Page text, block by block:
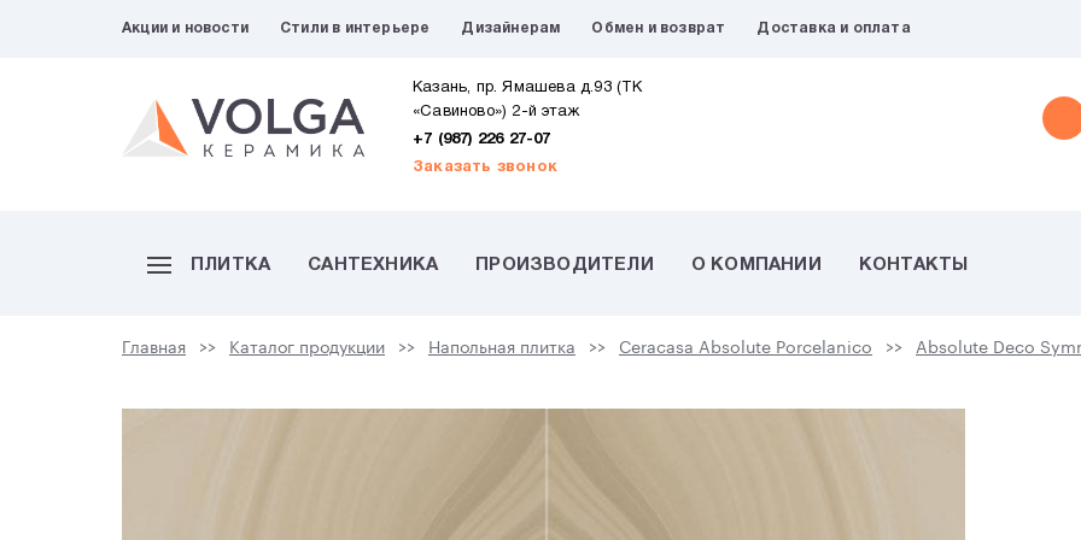
Акции и новости Стили в интерьере Дизайнерам Обмен и возврат Доставка и оплата
Казань, пр. Ямашева д.93 (ТК
«Савиново») 2-й этаж
+7 (987) 226 27-07
Заказать звонок
ПЛИТКА САНТЕХНИКА ПРОИЗВОДИТЕЛИ О КОМПАНИИ КОНТАКТЫ
Главная Каталог продукции Напольная плитка Ceracasa Absolute Porcelanico Absolute Deco